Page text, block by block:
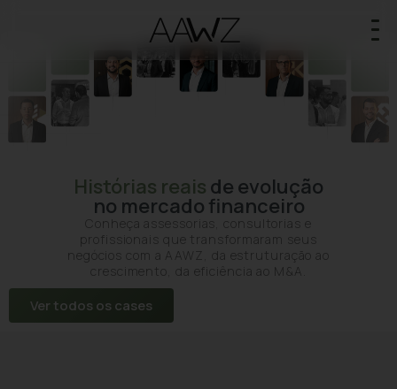
Histórias reais de evolução
no mercado financeiro
Conheça assessorias, consultorias e
profissionais que transformaram seus
negócios com a AAWZ, da estruturação ao
crescimento, da eficiência ao M&A.
Ver todos os cases